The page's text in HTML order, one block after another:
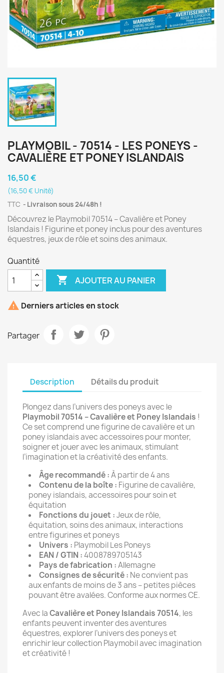
PLAYMOBIL - 70514 - LES PONEYS -
CAVALIÈRE ET PONEY ISLANDAIS
16,50 €
(16,50 € Unité)
TTC
Livraison sous 24/48h !
Découvrez le Playmobil 70514 – Cavalière et Poney
Islandais ! Figurine et poney inclus pour des aventures
équestres, jeux de rôle et soins des animaux.
Quantité
 AJOUTER AU PANIER
 Derniers articles en stock
Partager
Description Détails du produit
Plongez dans l’univers des poneys avec le
Playmobil 70514 – Cavalière et Poney Islandais !
Ce set comprend une figurine de cavalière et un
poney islandais avec accessoires pour monter,
soigner et jouer avec les animaux, stimulant
l’imagination et la créativité des enfants.
Âge recommandé :À partir de 4 ans
Contenu de la boîte : Figurine de cavalière,
poney islandais, accessoires pour soin et
équitation
Fonctions du jouet :Jeux de rôle,
équitation, soins des animaux, interactions
entre figurines et poneys
Univers : Playmobil Les Poneys
EAN / GTIN :4008789705143
Pays de fabrication :Allemagne
Consignes de sécurité : Ne convient pas
aux enfants de moins de 3 ans – petites pièces
pouvant être avalées. Conforme aux normes CE.
Avec laCavalière et Poney Islandais 70514, les
enfants peuvent inventer des aventures
équestres, explorer l’univers des poneys et
enrichir leur collection Playmobil avec imagination
et créativité !